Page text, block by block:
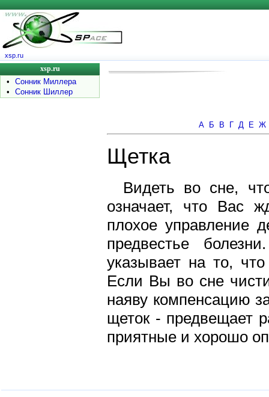
xsp.ru
xsp.ru
•
Сонник Миллера
•
Сонник Шиллер
А Б В Г Д Е Ж
Щетка
Видеть во сне,
означает, что Вас
плохое управление
предвестье
указывает на то,
Если Вы во сне
наяву компенсацию
щеток - предвещает
приятные и хорошо